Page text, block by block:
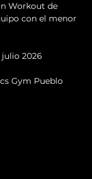
Workout de
con el menor
julio 2026
Gym Pueblo